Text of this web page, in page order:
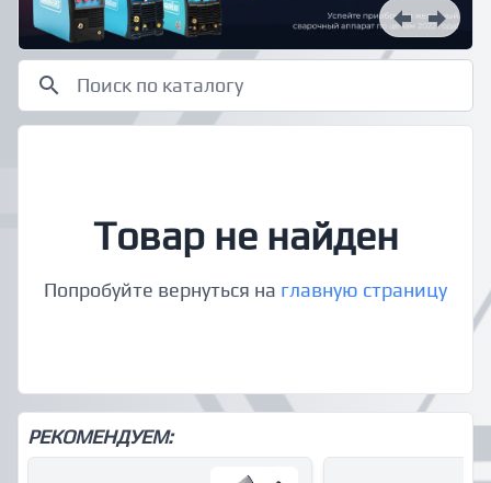
Товар не найден
Попробуйте вернуться на главную страницу
РЕКОМЕНДУЕМ: